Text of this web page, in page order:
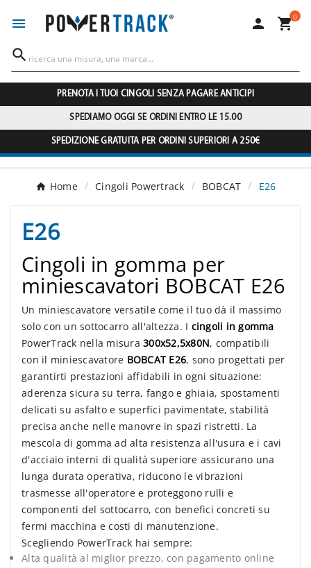
  0

PRENOTA I TUOI CINGOLI SENZA PAGARE ANTICIPI
SPEDIAMO OGGI SE ORDINI ENTRO LE 15.00
SPEDIZIONE GRATUITA PER ORDINI SUPERIORI A 250€
Home Cingoli Powertrack BOBCAT E26
E26
Cingoli in gomma per
miniescavatori BOBCAT E26
Un miniescavatore versatile come il tuo dà il massimo
solo con un sottocarro all'altezza. I cingoli in gomma
PowerTrack nella misura 300x52,5x80N, compatibili
con il miniescavatore BOBCAT E26, sono progettati per
garantirti prestazioni affidabili in ogni situazione:
aderenza sicura su terra, fango e ghiaia, spostamenti
delicati su asfalto e superfici pavimentate, stabilità
precisa anche nelle manovre in spazi ristretti. La
mescola di gomma ad alta resistenza all'usura e i cavi
d'acciaio interni di qualità superiore assicurano una
lunga durata operativa, riducono le vibrazioni
trasmesse all'operatore e proteggono rulli e
componenti del sottocarro, con benefici concreti su
fermi macchina e costi di manutenzione.
Scegliendo PowerTrack hai sempre:
Alta qualità al miglior prezzo, con pagamento online